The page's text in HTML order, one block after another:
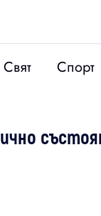
Свят Спорт